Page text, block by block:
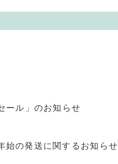
ール」のお知らせ
始の発送に関するお知らせ